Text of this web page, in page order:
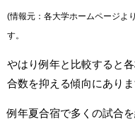
(情報元：各大学ホームページよ
す。
やはり例年と比較すると
合数を抑える傾向にありま
例年夏合宿で多くの試合